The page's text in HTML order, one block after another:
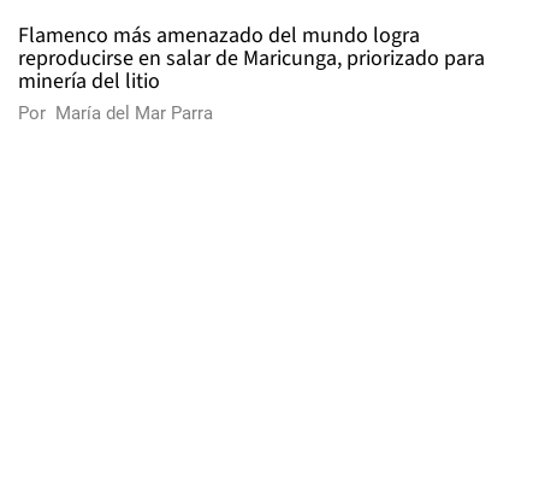
Flamenco más amenazado del mundo logra
reproducirse en salar de Maricunga, priorizado para
minería del litio
Por María del Mar Parra